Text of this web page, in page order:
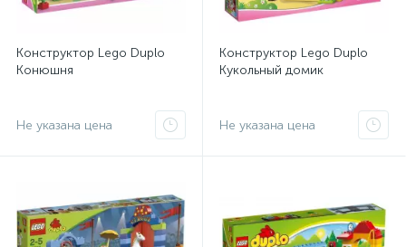
Конструктор Lego Duplo
Конюшня
Не указана цена
Конструктор Lego Duplo
Кукольный домик
Не указана цена